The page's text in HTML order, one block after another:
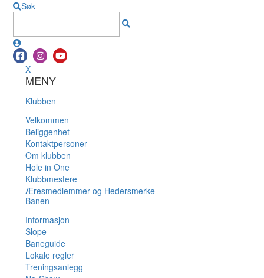
Søk
X
MENY
Klubben
Velkommen
Beliggenhet
Kontaktpersoner
Om klubben
Hole in One
Klubbmestere
Æresmedlemmer og Hedersmerke
Banen
Informasjon
Slope
Baneguide
Lokale regler
Treningsanlegg